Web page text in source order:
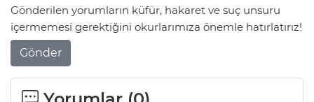
Gönderilen yorumların küfür, hakaret ve suç unsuru
içermemesi gerektiğini okurlarımıza önemle hatırlatırız!
Gönder